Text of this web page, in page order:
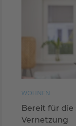
WOHNEN
Bereit für
Vernetzung